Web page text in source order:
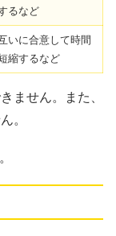
るなど
いに合意して時間
縮するなど
ません。また、
。